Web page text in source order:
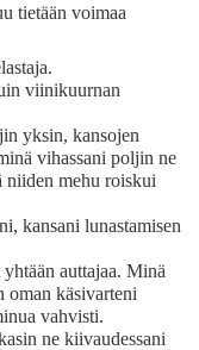
tietään voimaa
viinikuurnan
yksin, kansojen
vihassani poljin ne
niiden mehu roiskui
kansani lunastamisen
auttajaa. Minä
oman käsivarteni
vahvisti.
ne kiivaudessani